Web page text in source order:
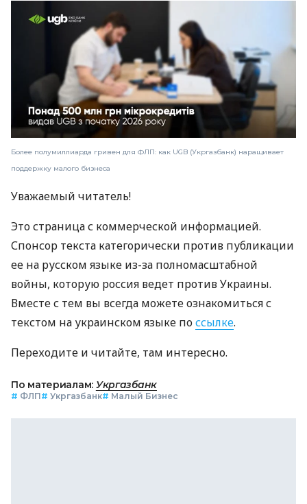
Более полумиллиарда гривен для ФЛП: как UGB (Укргазбанк) наращивает
поддержку малого бизнеса
Уважаемый читатель!
Это страница с коммерческой информацией.
Спонсор текста категорически против публикации
ее на русском языке из-за полномасштабной
войны, которую россия ведет против Украины.
Вместе с тем вы всегда можете ознакомиться с
текстом на украинском языке поссылке.
Переходите и читайте, там интересно.
По материалам: Укргазбанк
# ФЛП# Укргазбанк# Малый Бизнес